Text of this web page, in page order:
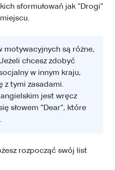
sformułowań jak “Drogi”
motywacyjnych są różne,
chcesz zdobyć
w innym kraju,
z tymi zasadami.
angielskim jest wręcz
słowem “Dear”, które
rozpocząć swój list